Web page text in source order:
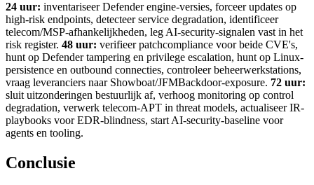
24 uur: inventariseer Defender engine-versies, forceer updates op
high-risk endpoints, detecteer service degradation, identificeer
telecom/MSP-afhankelijkheden, leg AI-security-signalen vast in het
risk register. 48 uur: verifieer patchcompliance voor beide CVE's,
hunt op Defender tampering en privilege escalation, hunt op Linux-
persistence en outbound connecties, controleer beheerwerkstations,
vraag leveranciers naar Showboat/JFMBackdoor-exposure. 72 uur:
sluit uitzonderingen bestuurlijk af, verhoog monitoring op control
degradation, verwerk telecom-APT in threat models, actualiseer IR-
playbooks voor EDR-blindness, start AI-security-baseline voor
agents en tooling.
Conclusie